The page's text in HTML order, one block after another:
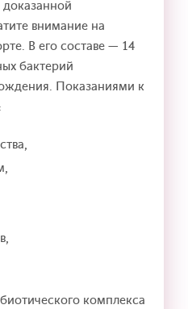
внимание на
В его составе — 14
бактерий
Показаниями к
комплекса